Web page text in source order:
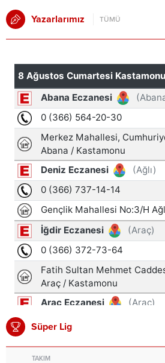
Yazarlarımız TÜMÜ
Süper Lig
TAKIM